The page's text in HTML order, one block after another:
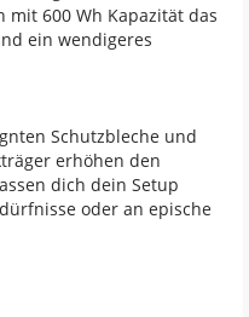
600 Wh Kapazität das
ein wendigeres
Schutzbleche und
erhöhen den
dich dein Setup
oder an epische